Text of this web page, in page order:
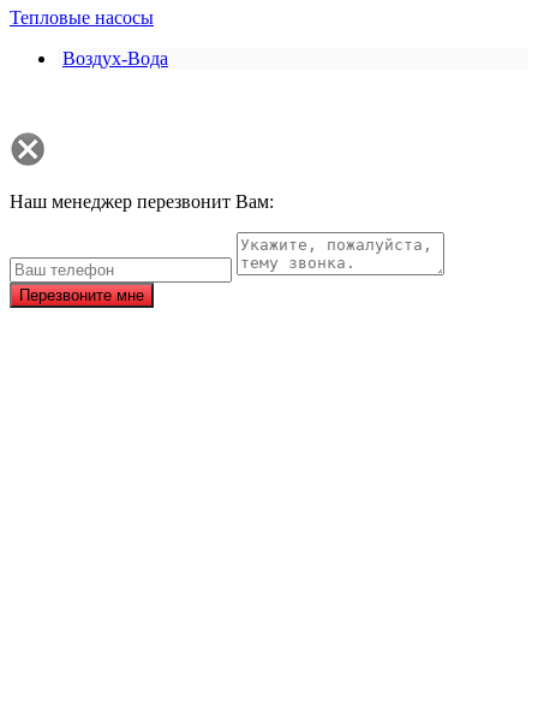
Тепловые насосы
Воздух-Вода
Наш менеджер перезвонит Вам:
Перезвоните мне